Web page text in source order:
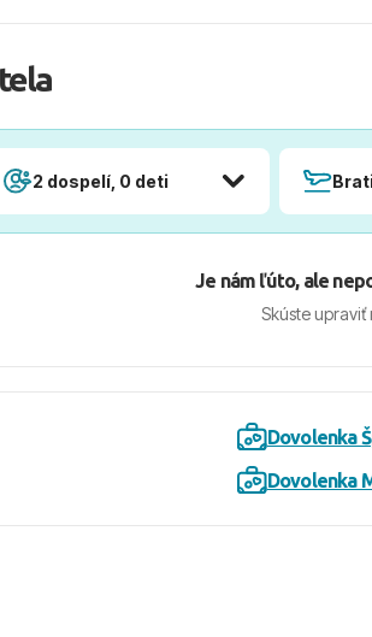
2 dospelí, 0 deti
Je nám ľúto, ale
Skúste
Dovolenka
Dovolenka